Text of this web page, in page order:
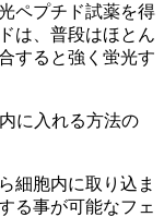
ペプチド試薬を得
は、普段はほとん
すると強く蛍光す
に入れる方法の
細胞内に取り込ま
る事が可能なフェ